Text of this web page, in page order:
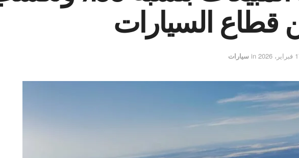
قطاع السيارات
2026
in سيارات